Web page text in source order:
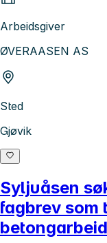
Arbeidsgiver
ØVERAASEN AS
Sted
Gjøvik
Syljuåsen
fagbrev som